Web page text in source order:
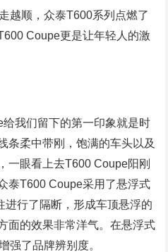
越顺，众泰T600系列点燃了
Coupe更是让年轻人的激
我们留下的第一印象就是时
条柔中带刚，饱满的车头以及
一眼看上去T600 Coupe阳刚
泰T600 Coupe采用了悬浮式
进行了隔断，形成车顶悬浮的
面的效果非常洋气。在悬浮式
强了品牌辨别度。